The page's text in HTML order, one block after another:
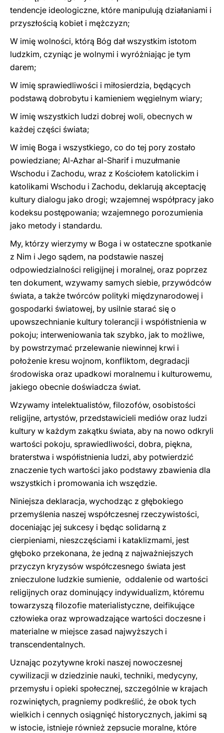
tendencje ideologiczne, które manipulują działaniami i
przyszłością kobiet i mężczyzn;
W imię wolności, którą Bóg dał wszystkim istotom
ludzkim, czyniąc je wolnymi i wyróżniając je tym
darem;
W imię sprawiedliwości i miłosierdzia, będących
podstawą dobrobytu i kamieniem węgielnym wiary;
W imię wszystkich ludzi dobrej woli, obecnych w
każdej części świata;
W imię Boga i wszystkiego, co do tej pory zostało
powiedziane; Al-Azhar al-Sharif i muzułmanie
Wschodu i Zachodu, wraz z Kościołem katolickim i
katolikami Wschodu i Zachodu, deklarują akceptację
kultury dialogu jako drogi; wzajemnej współpracy jako
kodeksu postępowania; wzajemnego porozumienia
jako metody i standardu.
My, którzy wierzymy w Boga i w ostateczne spotkanie
z Nim i Jego sądem, na podstawie naszej
odpowiedzialności religijnej i moralnej, oraz poprzez
ten dokument, wzywamy samych siebie, przywódców
świata, a także twórców polityki międzynarodowej i
gospodarki światowej, by usilnie starać się o
upowszechnianie kultury tolerancji i współistnienia w
pokoju; interweniowania tak szybko, jak to możliwe,
by powstrzymać przelewanie niewinnej krwi i
położenie kresu wojnom, konfliktom, degradacji
środowiska oraz upadkowi moralnemu i kulturowemu,
jakiego obecnie doświadcza świat.
Wzywamy intelektualistów, filozofów, osobistości
religijne, artystów, przedstawicieli mediów oraz ludzi
kultury w każdym zakątku świata, aby na nowo odkryli
wartości pokoju, sprawiedliwości, dobra, piękna,
braterstwa i współistnienia ludzi, aby potwierdzić
znaczenie tych wartości jako podstawy zbawienia dla
wszystkich i promowania ich wszędzie.
Niniejsza deklaracja, wychodząc z głębokiego
przemyślenia naszej współczesnej rzeczywistości,
doceniając jej sukcesy i będąc solidarną z
cierpieniami, nieszczęściami i kataklizmami, jest
głęboko przekonana, że jedną z najważniejszych
przyczyn kryzysów współczesnego świata jest
znieczulone ludzkie sumienie, oddalenie od wartości
religijnych oraz dominujący indywidualizm, któremu
towarzyszą filozofie materialistyczne, deifikujące
człowieka oraz wprowadzające wartości doczesne i
materialne w miejsce zasad najwyższych i
transcendentalnych.
Uznając pozytywne kroki naszej nowoczesnej
cywilizacji w dziedzinie nauki, techniki, medycyny,
przemysłu i opieki społecznej, szczególnie w krajach
rozwiniętych, pragniemy podkreślić, że obok tych
wielkich i cennych osiągnięć historycznych, jakimi są
w istocie, istnieje również zepsucie moralne, które